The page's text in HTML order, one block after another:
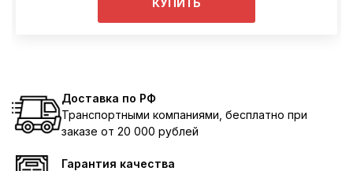
КУПИТЬ
Доставка по РФ
Транспортными компаниями, бесплатно при
заказе от 20 000 рублей
Гарантия качества